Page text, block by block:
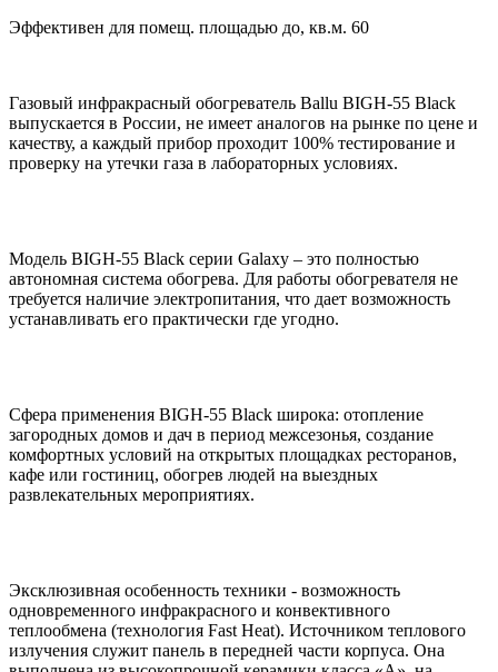
Эффективен для помещ. площадью до, кв.м. 60
Газовый инфракрасный обогреватель Ballu BIGH-55 Black
выпускается в России, не имеет аналогов на рынке по цене и
качеству, а каждый прибор проходит 100% тестирование и
проверку на утечки газа в лабораторных условиях.
Модель BIGH-55 Black серии Galaxy – это полностью
автономная система обогрева. Для работы обогревателя не
требуется наличие электропитания, что дает возможность
устанавливать его практически где угодно.
Сфера применения BIGH-55 Black широка: отопление
загородных домов и дач в период межсезонья, создание
комфортных условий на открытых площадках ресторанов,
кафе или гостиниц, обогрев людей на выездных
развлекательных мероприятиях.
Эксклюзивная особенность техники - возможность
одновременного инфракрасного и конвективного
теплообмена (технология Fast Heat). Источником теплового
излучения служит панель в передней части корпуса. Она